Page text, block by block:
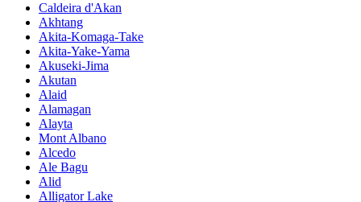
Caldeira d'Akan
Akhtang
Akita-Komaga-Take
Akita-Yake-Yama
Akuseki-Jima
Akutan
Alaid
Alamagan
Alayta
Mont Albano
Alcedo
Ale Bagu
Alid
Alligator Lake